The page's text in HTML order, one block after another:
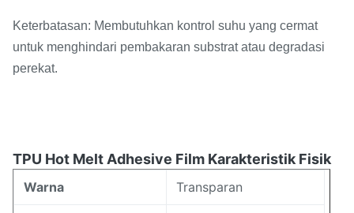
Keterbatasan: Membutuhkan kontrol suhu yang cermat
untuk menghindari pembakaran substrat atau degradasi
perekat.
TPU Hot Melt Adhesive Film Karakteristik Fisik
Warna Transparan